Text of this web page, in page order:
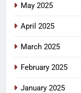
May 2025
April 2025
March 2025
February 2025
January 2025